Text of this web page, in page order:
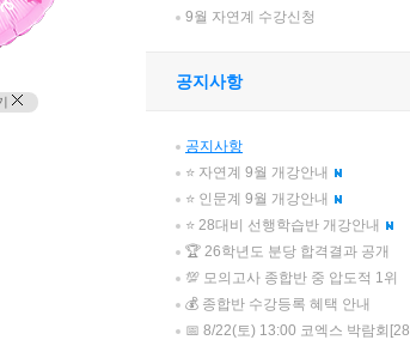
9월 자연계 수강신청
공지사항
공지사항
⭐ 자연계 9월 개강안내
⭐ 인문계 9월 개강안내
⭐ 28대비 선행학습반 개강안내
🏆 26학년도 분당 합격결과 공개
💯 모의고사 종합반 중 압도적 1위
💰 종합반 수강등록 혜택 안내
📅 8/22(토) 13:00 코엑스 박람회[28